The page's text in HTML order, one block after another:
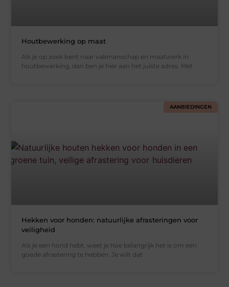
Houtbewerking op maat
Als je op zoek bent naar vakmanschap en maatwerk in
houtbewerking, dan ben je hier aan het juiste adres. Met
AANBIEDINGEN
Hekken voor honden: natuurlijke afrasteringen voor
veiligheid
Als je een hond hebt, weet je hoe belangrijk het is om een
goede afrastering te hebben. Je wilt dat